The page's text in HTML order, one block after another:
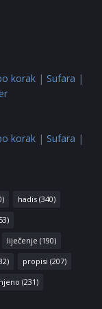
korak | Sufara |
korak | Sufara |
hadis (340)
liječenje (190)
propisi (207)
(231)